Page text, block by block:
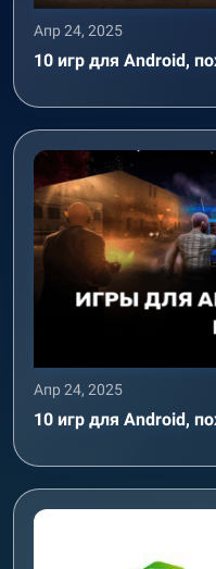
Апр 24, 2025
10 игр для Android,
Апр 24, 2025
10 игр для Android,